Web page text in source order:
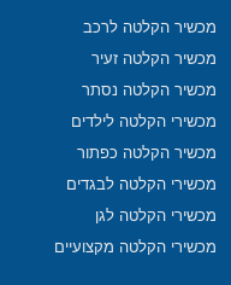
מכשיר הקלטה לרכב
מכשיר הקלטה זעיר
מכשיר הקלטה נסתר
מכשירי הקלטה לילדים
מכשיר הקלטה כפתור
מכשירי הקלטה לבגדים
מכשירי הקלטה לגן
מכשירי הקלטה מקצועיים